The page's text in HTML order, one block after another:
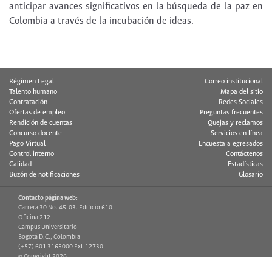
anticipar avances significativos en la búsqueda de la paz en
Colombia a través de la incubación de ideas.
Régimen Legal
Talento humano
Contratación
Ofertas de empleo
Rendición de cuentas
Concurso docente
Pago Virtual
Control interno
Calidad
Buzón de notificaciones
Correo institucional
Mapa del sitio
Redes Sociales
Preguntas frecuentes
Quejas y reclamos
Servicios en línea
Encuesta a egresados
Contáctenos
Estadísticas
Glosario
Contacto página web:
Carrera 30 No. 45-03. Edificio 610
Oficina 212
Campus Universitario
Bogotá D.C., Colombia
(+57) 601 3165000 Ext.12730